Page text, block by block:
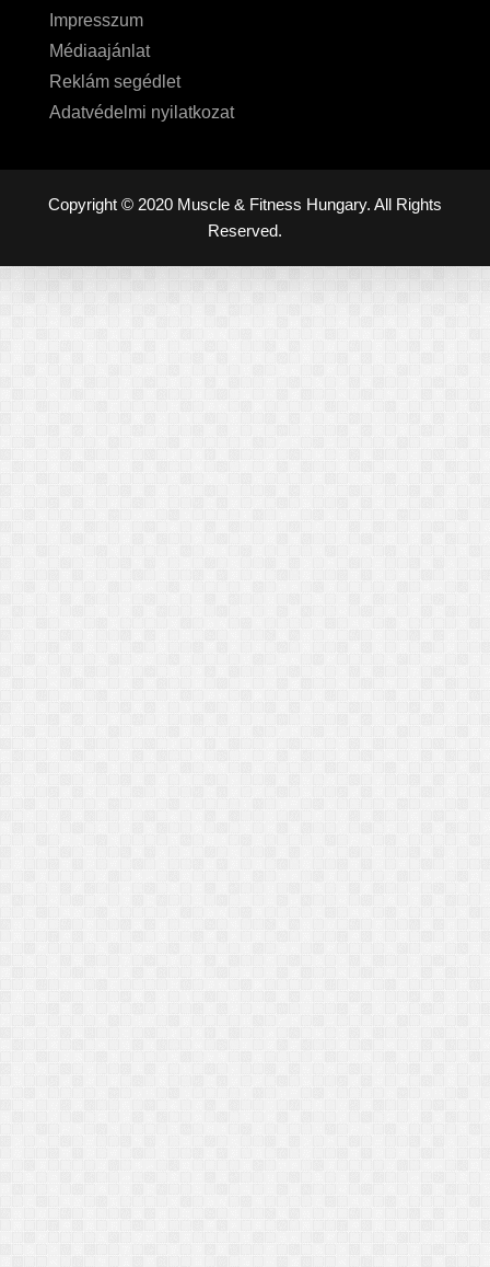
Impresszum
Médiaajánlat
Reklám segédlet
Adatvédelmi nyilatkozat
Copyright © 2020 Muscle & Fitness Hungary. All Rights
Reserved.